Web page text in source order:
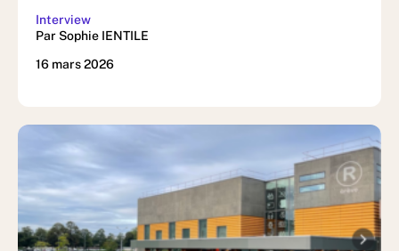
Interview
Par Sophie IENTILE
16 mars 2026